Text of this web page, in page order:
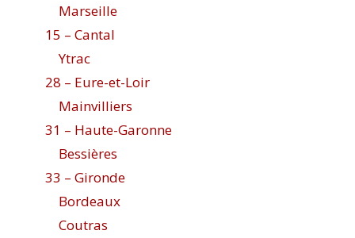
Marseille
15 – Cantal
Ytrac
28 – Eure-et-Loir
Mainvilliers
31 – Haute-Garonne
Bessières
33 – Gironde
Bordeaux
Coutras